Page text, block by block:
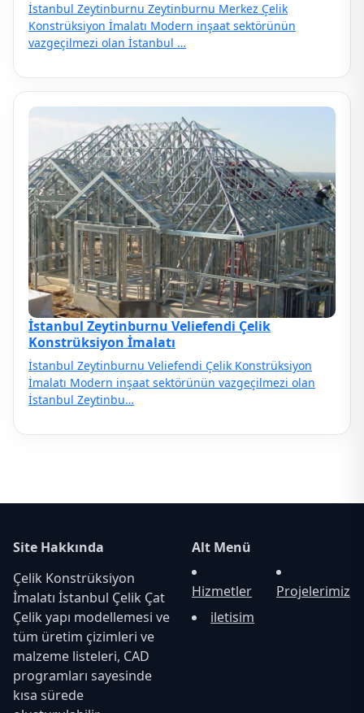
İstanbul Zeytinburnu Zeytinburnu Merkez Çelik
Konstrüksiyon İmalatı Modern inşaat sektörünün
vazgeçilmezi olan İstanbul …
İstanbul Zeytinburnu Veliefendi Çelik
Konstrüksiyon İmalatı
İstanbul Zeytinburnu Veliefendi Çelik Konstrüksiyon
İmalatı Modern inşaat sektörünün vazgeçilmezi olan
İstanbul Zeytinbu…
Site Hakkında
Çelik Konstrüksiyon
İmalatı İstanbul Çelik Çat
Çelik yapı modellemesi ve
tüm üretim çizimleri ve
malzeme listeleri, CAD
programları sayesinde
kısa sürede
Alt Menü
Hizmetler
Projelerimiz
iletisim